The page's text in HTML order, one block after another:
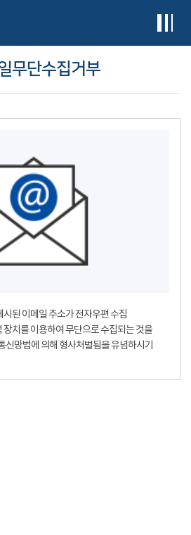
무단수집거부
된 이메일 주소가 전자우편 수집
치를 이용하여 무단으로 수집되는 것을
신망법에 의해 형사처벌됨을 유념하시기